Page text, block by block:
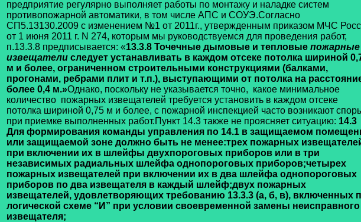
предприятие регулярно выполняет работы по монтажу и наладке систем
противопожарной автоматики, в том числе АПС и СОУЭ.Согласно
СП5.13130.2009 с изменением №1 от 2011г., утвержденным приказом МЧС
от 1 июня 2011 г. N 274, которым мы руководствуемся для проведения работ,
п.13.3.8 предписывается: «13.3.8 Точечные дымовые и тепловые пожарные
извещатели следует устанавливать в каждом отсеке потолка шириной
м и более, ограниченном строительными конструкциями (балками,
прогонами, ребрами плит и т.п.), выступающими от потолка на
более 0,4 м.»Однако, поскольку не указывается точно, какое минимальное
количество пожарных извещателей требуется установить в каждом отсеке
потолка шириной 0,75 м и более, с пожарной инспекцией часто возникают
при приемке выполненных работ.Пункт 14.3 также не проясняет ситуацию: 14.3
Для формирования команды управления по 14.1 в защищаемом
или защищаемой зоне должно быть не менее:трех пожарных
при включении их в шлейфы двухпороговых приборов или в три
независимых радиальных шлейфа однопороговых приборов;четырех
пожарных извещателей при включении их в два шлейфа однопороговых
приборов по два извещателя в каждый шлейф;двух пожарных
извещателей, удовлетворяющих требованию 13.3.3 (а, б, в), включенных
логической схеме “И” при условии своевременной замены неисправного
извещателя;